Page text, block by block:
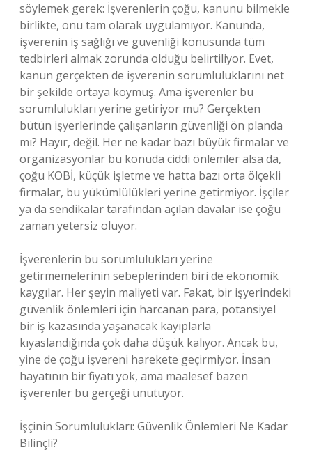
söylemek gerek: İşverenlerin çoğu, kanunu bilmekle
birlikte, onu tam olarak uygulamıyor. Kanunda,
işverenin iş sağlığı ve güvenliği konusunda tüm
tedbirleri almak zorunda olduğu belirtiliyor. Evet,
kanun gerçekten de işverenin sorumluluklarını net
bir şekilde ortaya koymuş. Ama işverenler bu
sorumlulukları yerine getiriyor mu? Gerçekten
bütün işyerlerinde çalışanların güvenliği ön planda
mı? Hayır, değil. Her ne kadar bazı büyük firmalar ve
organizasyonlar bu konuda ciddi önlemler alsa da,
çoğu KOBİ, küçük işletme ve hatta bazı orta ölçekli
firmalar, bu yükümlülükleri yerine getirmiyor. İşçiler
ya da sendikalar tarafından açılan davalar ise çoğu
zaman yetersiz oluyor.
İşverenlerin bu sorumlulukları yerine
getirmemelerinin sebeplerinden biri de ekonomik
kaygılar. Her şeyin maliyeti var. Fakat, bir işyerindeki
güvenlik önlemleri için harcanan para, potansiyel
bir iş kazasında yaşanacak kayıplarla
kıyaslandığında çok daha düşük kalıyor. Ancak bu,
yine de çoğu işvereni harekete geçirmiyor. İnsan
hayatının bir fiyatı yok, ama maalesef bazen
işverenler bu gerçeği unutuyor.
İşçinin Sorumlulukları: Güvenlik Önlemleri Ne Kadar
Bilinçli?